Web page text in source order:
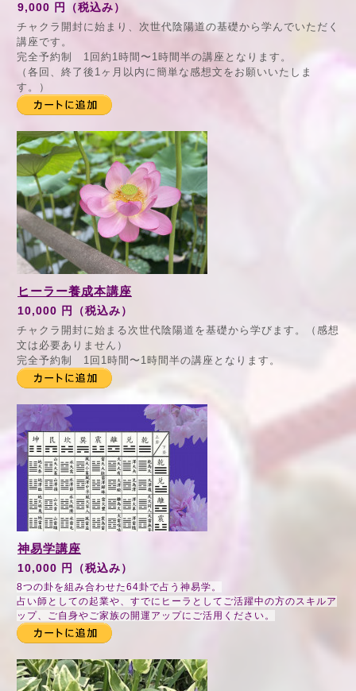
9,000 円（税込み）
チャクラ開封に始まり、次世代陰陽道の基礎から学んでいただく
講座です。
完全予約制 1回約1時間〜1時間半の講座となります。
（各回、終了後1ヶ月以内に簡単な感想文をお願いいたしま
す。）
ヒーラー養成本講座
10,000 円（税込み）
チャクラ開封に始まる次世代陰陽道を基礎から学びます。（感想
文は必要ありません）
完全予約制 1回1時間〜1時間半の講座となります。
神易学講座
10,000 円（税込み）
8つの卦を組み合わせた64卦で占う神易学。
占い師としての起業や、すでにヒーラとしてご活躍中の方のスキルア
ップ、 ご自身やご家族の開運アップにご活用ください。